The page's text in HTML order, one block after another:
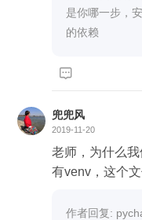
是你哪一步，
的依赖

兜兜风
2019-11-20
老师，为什么
有venv，这个
作者回复: